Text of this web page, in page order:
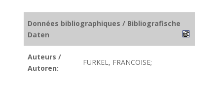
Données bibliographiques / Bibliografische
Daten
Auteurs /
Autoren:
FURKEL, FRANCOISE;